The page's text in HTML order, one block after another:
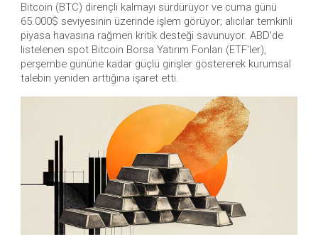
Bitcoin (BTC) dirençli kalmayı sürdürüyor ve cuma günü
65.000$ seviyesinin üzerinde işlem görüyor; alıcılar temkinli
piyasa havasına rağmen kritik desteği savunuyor. ABD'de
listelenen spot Bitcoin Borsa Yatırım Fonları (ETF'ler),
perşembe gününe kadar güçlü girişler göstererek kurumsal
talebin yeniden arttığına işaret etti.